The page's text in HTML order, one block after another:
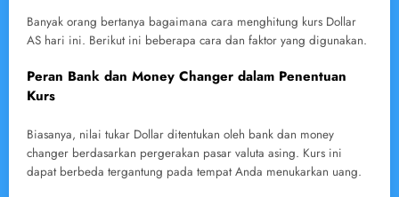
Banyak orang bertanya bagaimana cara menghitung kurs Dollar
AS hari ini. Berikut ini beberapa cara dan faktor yang digunakan.
Peran Bank dan Money Changer dalam Penentuan
Kurs
Biasanya, nilai tukar Dollar ditentukan oleh bank dan money
changer berdasarkan pergerakan pasar valuta asing. Kurs ini
dapat berbeda tergantung pada tempat Anda menukarkan uang.